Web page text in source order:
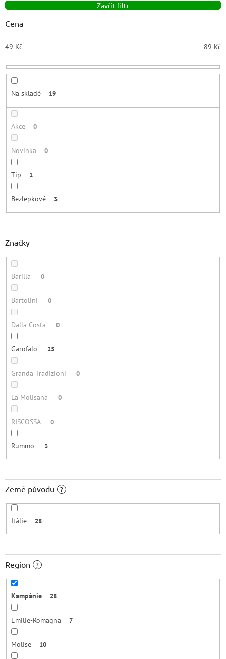
p
r
o
d
u
k
t
Zavřít filtr
Cena
49 Kč 89 Kč
Na skladě 19
Akce 0
Novinka 0
Tip 1
Bezlepkové 3
Značky
Barilla 0
Bartolini 0
Dalla Costa 0
Garofalo 25
Granda Tradizioni 0
La Molisana 0
RISCOSSA 0
Rummo 3
Země původu ?
Itálie 28
Region ?
Kampánie 28
Emilie-Romagna 7
Molise 10